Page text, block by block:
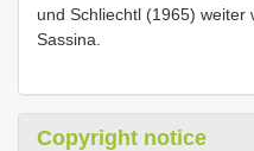
und Schliechtl (1965) weiter
Sassina.
Copyright notice